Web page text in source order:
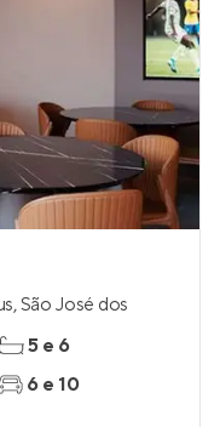
,São José dos
5 e 6
6 e 10